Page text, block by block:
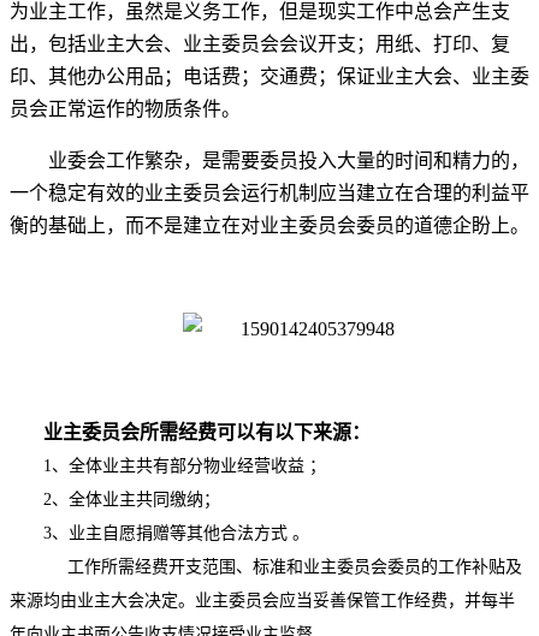
为业主工作，虽然是义务工作，但是现实工作中总会产生支
出，包括业主大会、业主委员会会议开支；用纸、打印、复
印、其他办公用品；电话费；交通费；保证业主大会、业主委
员会正常运作的物质条件。
业委会工作繁杂，是需要委员投入大量的时间和精力的，
一个稳定有效的业主委员会运行机制应当建立在合理的利益平
衡的基础上，而不是建立在对业主委员会委员的道德企盼上。
业主委员会所需经费可以有以下来源：
1、全体业主共有部分物业经营收益 ；
2、全体业主共同缴纳；
3、业主自愿捐赠等其他合法方式 。
工作所需经费开支范围、标准和业主委员会委员的工作补贴及
来源均由业主大会决定。业主委员会应当妥善保管工作经费，并每半